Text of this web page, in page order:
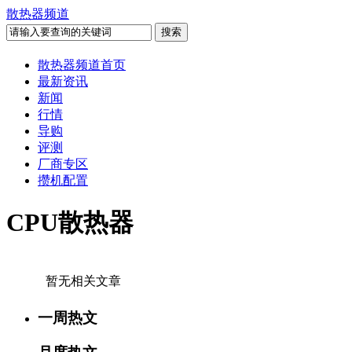
散热器频道
散热器频道首页
最新资讯
新闻
行情
导购
评测
厂商专区
攒机配置
CPU散热器
暂无相关文章
一周热文